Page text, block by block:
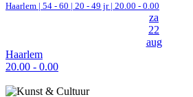
Haarlem | 54 - 60 | 20 - 49 jr | 20.00 - 0.00
za
22
aug
Haarlem
20.00 - 0.00